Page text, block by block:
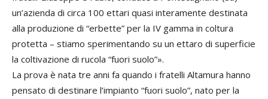
un’azienda di circa 100 ettari quasi interamente destinata
alla produzione di “erbette” per la IV gamma in coltura
protetta – stiamo sperimentando su un ettaro di superficie
la coltivazione di rucola “fuori suolo”».
La prova è nata tre anni fa quando i fratelli Altamura hanno
pensato di destinare l’impianto “fuori suolo”, nato per la